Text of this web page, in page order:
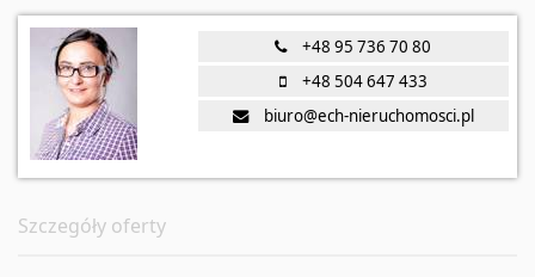
+48 95 736 70 80
+48 504 647 433
biuro@ech-nieruchomosci.pl
Szczegóły oferty